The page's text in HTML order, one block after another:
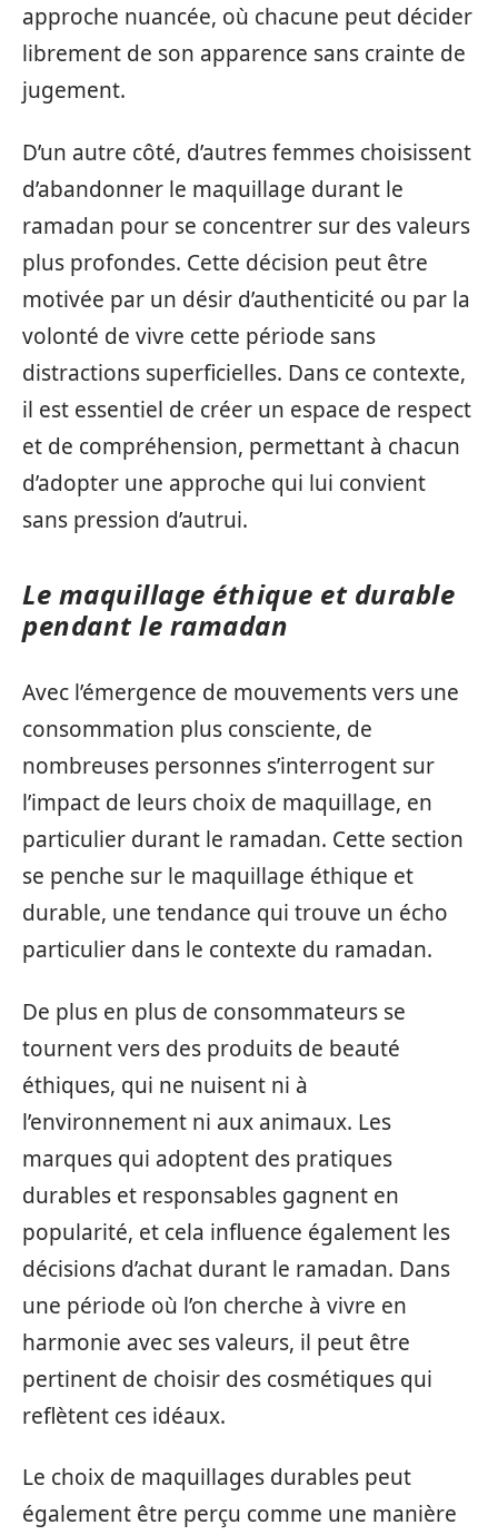
approche nuancée, où chacune peut décider
librement de son apparence sans crainte de
jugement.
D’un autre côté, d’autres femmes choisissent
d’abandonner le maquillage durant le
ramadan pour se concentrer sur des valeurs
plus profondes. Cette décision peut être
motivée par un désir d’authenticité ou par la
volonté de vivre cette période sans
distractions superficielles. Dans ce contexte,
il est essentiel de créer un espace de respect
et de compréhension, permettant à chacun
d’adopter une approche qui lui convient
sans pression d’autrui.
Le maquillage éthique et durable
pendant le ramadan
Avec l’émergence de mouvements vers une
consommation plus consciente, de
nombreuses personnes s’interrogent sur
l’impact de leurs choix de maquillage, en
particulier durant le ramadan. Cette section
se penche sur le maquillage éthique et
durable, une tendance qui trouve un écho
particulier dans le contexte du ramadan.
De plus en plus de consommateurs se
tournent vers des produits de beauté
éthiques, qui ne nuisent ni à
l’environnement ni aux animaux. Les
marques qui adoptent des pratiques
durables et responsables gagnent en
popularité, et cela influence également les
décisions d’achat durant le ramadan. Dans
une période où l’on cherche à vivre en
harmonie avec ses valeurs, il peut être
pertinent de choisir des cosmétiques qui
reflètent ces idéaux.
Le choix de maquillages durables peut
également être perçu comme une manière